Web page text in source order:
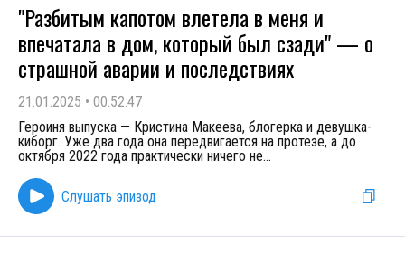
"Разбитым капотом влетела в меня и
впечатала в дом, который был сзади" — о
страшной аварии и последствиях
21.01.2025 • 00:52:47
Героиня выпуска — Кристина Макеева, блогерка и девушка-
киборг. Уже два года она передвигается на протезе, а до
октября 2022 года практически ничего не...
Слушать эпизод